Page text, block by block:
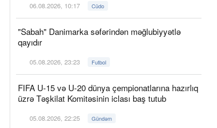
06.08.2026, 10:17 Cüdo
"Sabah" Danimarka səfərindən məğlubiyyətlə
qayıdır
05.08.2026, 23:23 Futbol
FIFA U-15 və U-20 dünya çempionatlarına hazırlıq
üzrə Təşkilat Komitəsinin iclası baş tutub
05.08.2026, 22:25 Gündəm